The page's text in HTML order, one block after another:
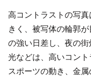
高コントラストの写
きく、被写体の輪郭
の強い日差し、夜の
光などは、高いコント
スポーツの動き、金